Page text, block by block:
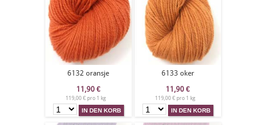
6132 oransje
11,90 €
119,00 € pro 1 kg
6133 oker
11,90 €
119,00 € pro 1 kg